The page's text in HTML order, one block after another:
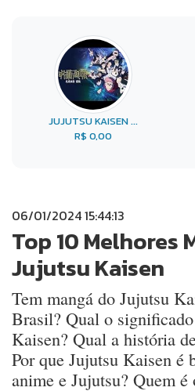
JUJUTSU KAISEN ...
R$ 0,00
06/01/2024 15:44:13
Top 10 Melhores
Jujutsu Kaisen
Tem mangá do Jujutsu
Brasil? Qual o
Kaisen? Qual a história
Por que Jujutsu Kaisen é
anime e Jujutsu? Quem